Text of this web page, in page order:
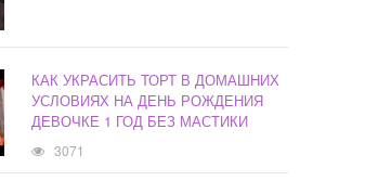
КАК УКРАСИТЬ ТОРТ В ДОМАШНИХ
УСЛОВИЯХ НА ДЕНЬ РОЖДЕНИЯ
ДЕВОЧКЕ 1 ГОД БЕЗ МАСТИКИ
3071